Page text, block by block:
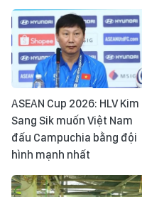
ASEAN Cup 2026: HLV Kim
Sang Sik muốn Việt Nam
đấu Campuchia bằng đội
hình mạnh nhất